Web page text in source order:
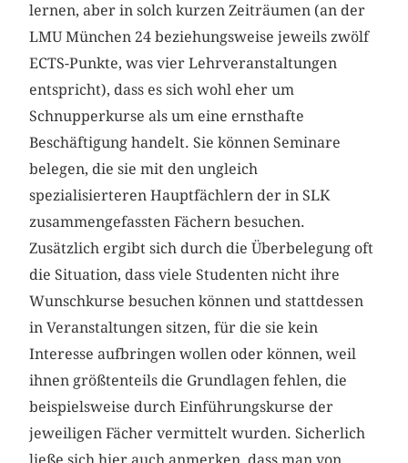
lernen, aber in solch kurzen Zeiträumen (an der
LMU München 24 beziehungsweise jeweils zwölf
ECTS-Punkte, was vier Lehrveranstaltungen
entspricht), dass es sich wohl eher um
Schnupperkurse als um eine ernsthafte
Beschäftigung handelt. Sie können Seminare
belegen, die sie mit den ungleich
spezialisierteren Hauptfächlern der in SLK
zusammengefassten Fächern besuchen.
Zusätzlich ergibt sich durch die Überbelegung oft
die Situation, dass viele Studenten nicht ihre
Wunschkurse besuchen können und stattdessen
in Veranstaltungen sitzen, für die sie kein
Interesse aufbringen wollen oder können, weil
ihnen größtenteils die Grundlagen fehlen, die
beispielsweise durch Einführungskurse der
jeweiligen Fächer vermittelt wurden. Sicherlich
ließe sich hier auch anmerken, dass man von